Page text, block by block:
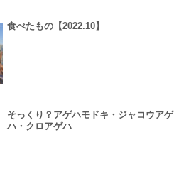
食べたもの【2022.10】
そっくり？アゲハモドキ・ジャコウアゲ
ハ・クロアゲハ